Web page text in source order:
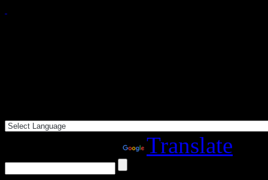
Translate